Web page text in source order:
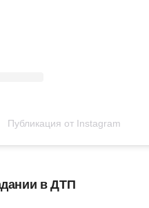
Публикация от Instagram
в ДТП